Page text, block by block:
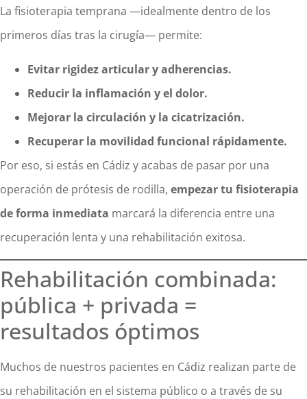
La fisioterapia temprana —idealmente dentro de los
primeros días tras la cirugía— permite:
Evitar rigidez articular y adherencias.
Reducir la inflamación y el dolor.
Mejorar la circulación y la cicatrización.
Recuperar la movilidad funcional rápidamente.
Por eso, si estás en Cádiz y acabas de pasar por una
operación de prótesis de rodilla, empezar tu fisioterapia
de forma inmediata marcará la diferencia entre una
recuperación lenta y una rehabilitación exitosa.
Rehabilitación combinada:
pública + privada =
resultados óptimos
Muchos de nuestros pacientes en Cádiz realizan parte de
su rehabilitación en el sistema público o a través de su